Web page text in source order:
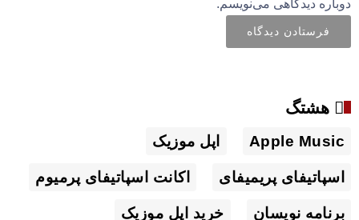
دوباره دیدگاهی می‌نویسم.
هشتگ
Apple Music اپل موزیک
اسپاتیفای پریمیفای اکانت اسپاتیفای پرمیوم
برنامه نویسان خرید اپل موزیک